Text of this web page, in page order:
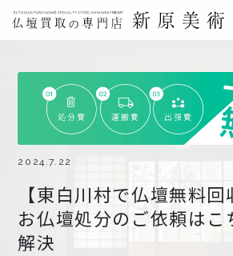
仏壇買取サービス
買取ステップ・お仏壇処分の流れ
ブログ
北陸三県外の方
よくあるご質問
2024.7.22
【東白川村で仏壇無料回
お仏壇処分のご依頼はこ
解決